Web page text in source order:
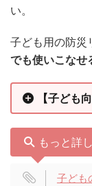
い。
子ども用の防災
でも使いこなせ
【子ども
もっと詳
子ども